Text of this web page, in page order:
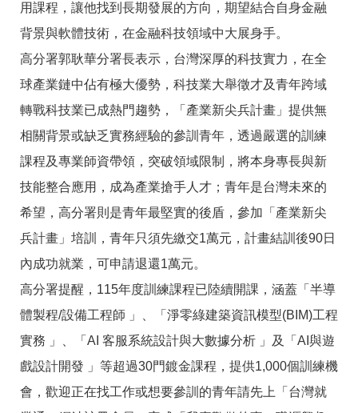
政
宣
聯
絡
資
用課程，讓他找到長期發展的方向，期望結合自身金融
背景與軟體技術，在金融科技領域中大展身手。
高分署郭耿華分署長表示，台灣深厚的科技實力，在全
球產業鏈中佔有極大優勢，科技業大舉徵才及青年跨域
轉戰科技業已成熱門趨勢，「產業新尖兵計畫」提供無
相關背景或缺乏實務經驗的參訓青年，透過嚴選的訓練
課程及專業師資帶領，突破領域限制，將本身專長與新
技能整合應用，成為產業搶手人才；青年是台灣未來的
希望，高分署則是青年最堅實的後盾，參加「產業新尖
兵計畫」培訓，青年只須先繳交1萬元，計畫結訓後90日
內成功就業，可申請退還1萬元。
高分署提醒，115年度訓練課程已陸續開課，涵蓋「半導
體製程/設備工程師 」、「淨零綠建築資訊模型(BIM)工程
實務 」、「AI 客服系統設計與大數據分析 」及「AI與遊
戲設計開發 」等超過30門鍍金課程，提供1,000個訓練機
會，歡迎正在找工作或想要參訓的青年請先上「台灣就